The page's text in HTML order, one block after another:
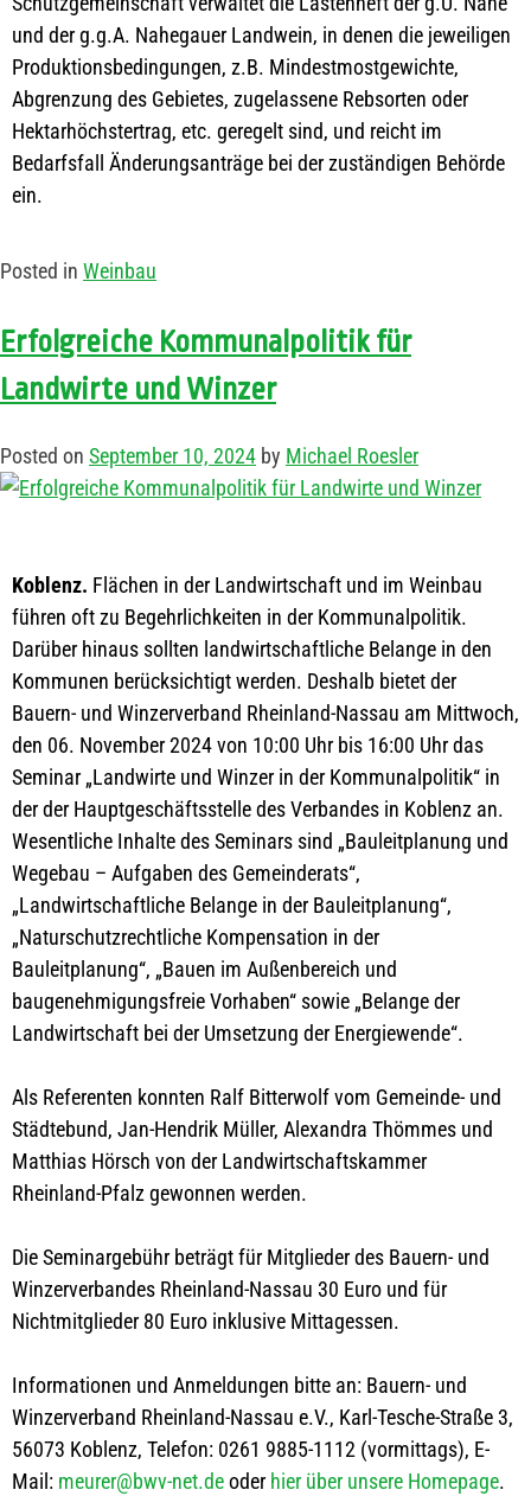
und der g.g.A. Nahegauer Landwein, in denen die jeweiligen
Produktionsbedingungen, z.B. Mindestmostgewichte,
Abgrenzung des Gebietes, zugelassene Rebsorten oder
Hektarhöchstertrag, etc. geregelt sind, und reicht im
Bedarfsfall Änderungsanträge bei der zuständigen Behörde
ein.
Posted in Weinbau
Erfolgreiche Kommunalpolitik für
Landwirte und Winzer
Posted on September 10, 2024 by Michael Roesler
Koblenz. Flächen in der Landwirtschaft und im Weinbau
führen oft zu Begehrlichkeiten in der Kommunalpolitik.
Darüber hinaus sollten landwirtschaftliche Belange in den
Kommunen berücksichtigt werden. Deshalb bietet der
Bauern- und Winzerverband Rheinland-Nassau am Mittwoch,
den 06. November 2024 von 10:00 Uhr bis 16:00 Uhr das
Seminar „Landwirte und Winzer in der Kommunalpolitik“ in
der der Hauptgeschäftsstelle des Verbandes in Koblenz an.
Wesentliche Inhalte des Seminars sind „Bauleitplanung und
Wegebau – Aufgaben des Gemeinderats“,
„Landwirtschaftliche Belange in der Bauleitplanung“,
„Naturschutzrechtliche Kompensation in der
Bauleitplanung“, „Bauen im Außenbereich und
baugenehmigungsfreie Vorhaben“ sowie „Belange der
Landwirtschaft bei der Umsetzung der Energiewende“.
Als Referenten konnten Ralf Bitterwolf vom Gemeinde- und
Städtebund, Jan-Hendrik Müller, Alexandra Thömmes und
Matthias Hörsch von der Landwirtschaftskammer
Rheinland-Pfalz gewonnen werden.
Die Seminargebühr beträgt für Mitglieder des Bauern- und
Winzerverbandes Rheinland-Nassau 30 Euro und für
Nichtmitglieder 80 Euro inklusive Mittagessen.
Informationen und Anmeldungen bitte an: Bauern- und
Winzerverband Rheinland-Nassau e.V., Karl-Tesche-Straße 3,
56073 Koblenz, Telefon: 0261 9885-1112 (vormittags), E-
Mail: meurer@bwv-net.deoder hier über unsere Homepage.